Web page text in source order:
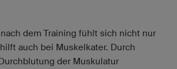
dem Training fühlt sich nicht nur
auch bei Muskelkater. Durch
der Muskulatur